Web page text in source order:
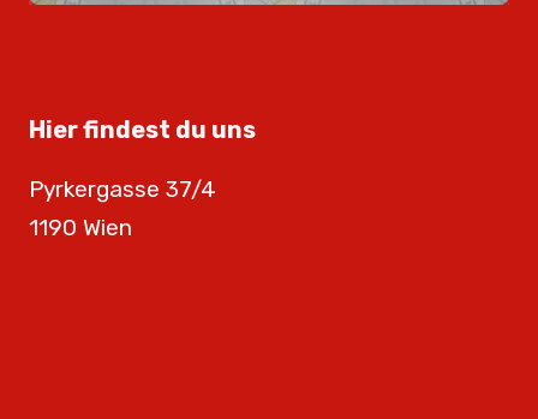
Hier findest du uns
Pyrkergasse 37/4
1190 Wien